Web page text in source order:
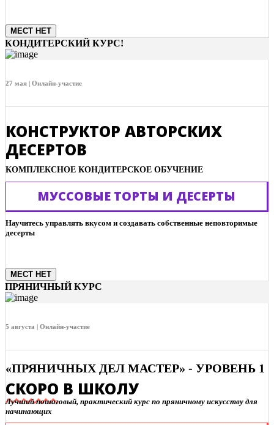
МЕСТ НЕТ
КОНДИТЕРСКИЙ КУРС!
27 мая | Онлайн-участие
КОНСТРУКТОР АВТОРСКИХ
ДЕСЕРТОВ
КОМПЛЕКСНОЕ КОНДИТЕРСКОЕ ОБУЧЕНИЕ
МУССОВЫЕ ТОРТЫ И ДЕСЕРТЫ
Научитесь управлять вкусом и создавать собственные неповторимые
десерты
МЕСТ НЕТ
ПРЯНИЧНЫЙ КУРС
5 августа | Онлайн-участие
«ПРЯНИЧНЫХ ДЕЛ МАСТЕР» - УРОВЕНЬ 1
СКОРО В ШКОЛУ
Лучший пошаговый, практический курс по пряничному искусству для
начинающих